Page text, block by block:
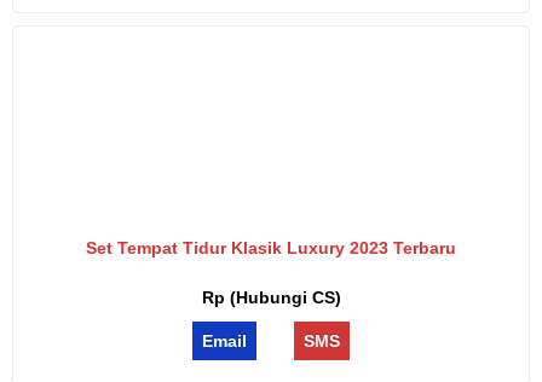
Set Tempat Tidur Klasik Luxury 2023 Terbaru
Rp (Hubungi CS)
Email SMS